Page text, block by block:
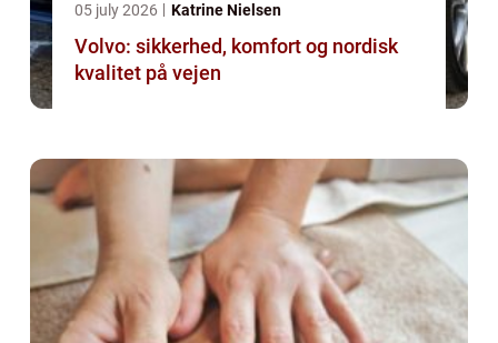
05 july 2026 Katrine Nielsen
Volvo: sikkerhed, komfort og nordisk
kvalitet på vejen